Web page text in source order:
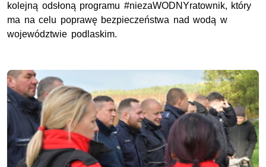
kolejną odsłoną programu #niezaWODNYratownik, który
ma na celu poprawę bezpieczeństwa nad wodą w
województwie podlaskim.